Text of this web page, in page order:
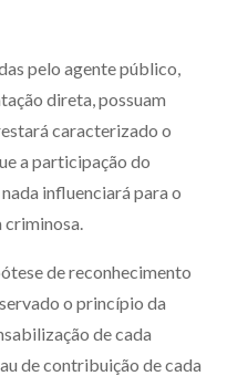
pelo agente público,
direta, possuam
caracterizado o
a participação do
influenciará para o
criminosa.
de reconhecimento
o princípio da
de cada
de contribuição de cada